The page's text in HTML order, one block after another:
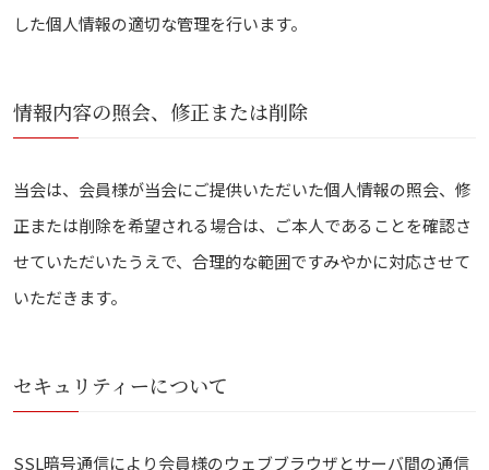
した個人情報の適切な管理を行います。
情報内容の照会、修正または削除
当会は、会員様が当会にご提供いただいた個人情報の照会、修
正または削除を希望される場合は、ご本人であることを確認さ
せていただいたうえで、合理的な範囲ですみやかに対応させて
いただきます。
セキュリティーについて
SSL暗号通信により会員様のウェブブラウザとサーバ間の通信